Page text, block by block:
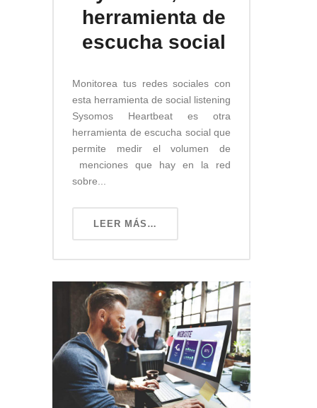
herramienta de
escucha social
Monitorea tus redes sociales con
esta herramienta de social listening
Sysomos Heartbeat es otra
herramienta de escucha social que
permite medir el volumen de
menciones que hay en la red
sobre...
LEER MÁS…